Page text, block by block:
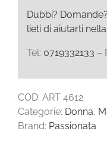
Push
Up
Dubbi?
lieti di aiutarti
Tel: 0719332133 –
COD: ART 4612
Categorie: Donna,
Brand: Passionata